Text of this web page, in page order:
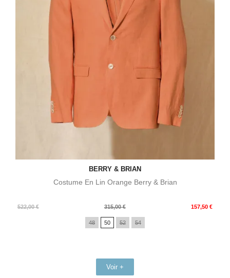
BERRY & BRIAN
Costume En Lin Orange Berry & Brian
522,00 €
Prix
315,00 € 157,50 €
Prix
48 50 52 54
Voir +